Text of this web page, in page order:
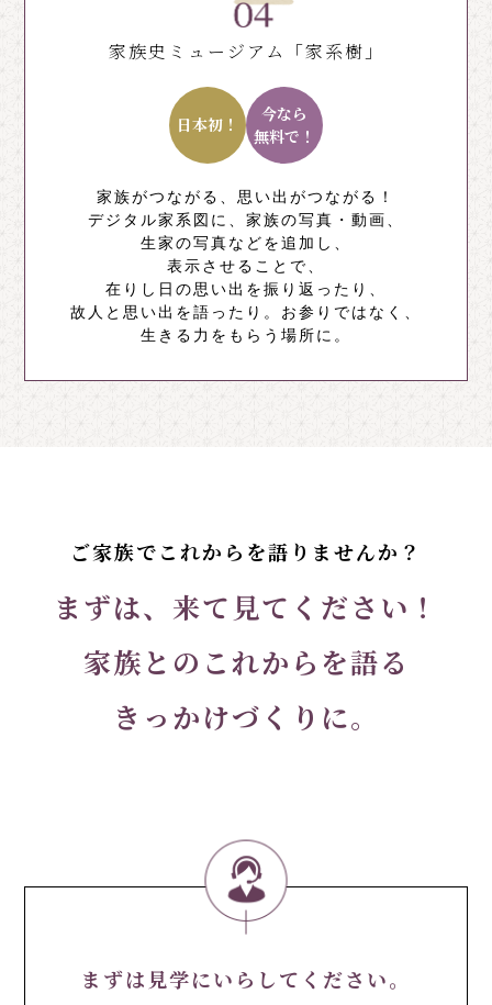
家族史ミュージアム「家系樹」
日本初！
今なら
無料で！
家族がつながる、思い出がつながる！
デジタル家系図に、家族の写真・動画、
生家の写真などを追加し、
表示させることで、
在りし日の思い出を振り返ったり、
故人と思い出を語ったり。お参りではなく、
生きる力をもらう場所に。
ご家族でこれからを語りませんか？
まずは、来て見てください！
家族とのこれからを語る
きっかけづくりに。
まずは見学にいらしてください。